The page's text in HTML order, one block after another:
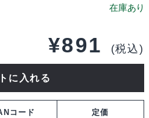
¥891 (税込)
に入れる
コード
定価